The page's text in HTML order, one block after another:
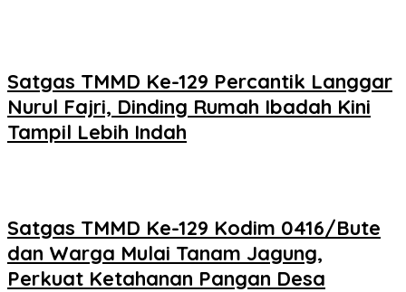
Satgas TMMD Ke-129 Percantik Langgar
Nurul Fajri, Dinding Rumah Ibadah Kini
Tampil Lebih Indah
Satgas TMMD Ke-129 Kodim 0416/Bute
dan Warga Mulai Tanam Jagung,
Perkuat Ketahanan Pangan Desa